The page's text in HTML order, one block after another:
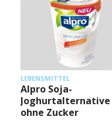
LEBENSMITTEL
Alpro Soja-
Joghurtalternative
ohne Zucker